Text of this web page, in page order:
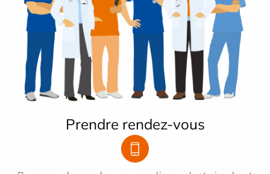
Prendre rendez-vous